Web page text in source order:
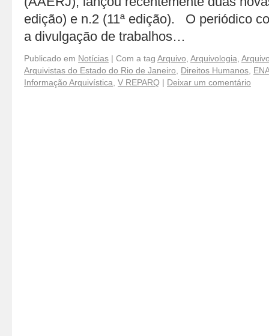
edição) e n.2 (11ª edição). O periódico
a divulgação de trabalhos…
Publicado em Notícias | Com a tag Arquivo Arquivologia
Arquivistas do Estado do Rio de Janeiro
Direitos Humanos
Informação Arquivística V REPARQ | Deixar um comentário